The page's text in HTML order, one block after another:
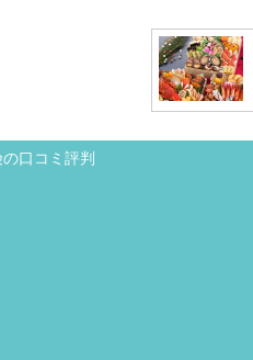
口コミ評判